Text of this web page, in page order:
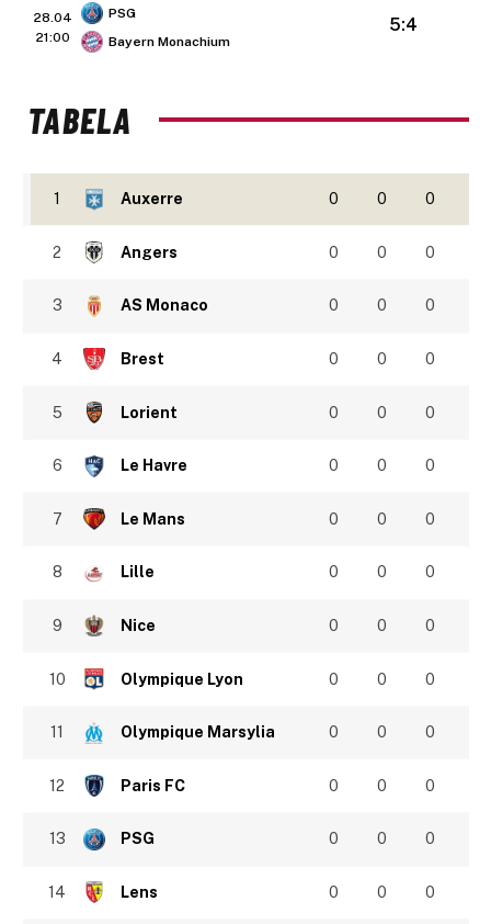
28.04
21:00
PSG
Bayern Monachium
5:4
TABELA
1 Auxerre 0 0 0
2 Angers 0 0 0
3 AS Monaco 0 0 0
4 Brest 0 0 0
5 Lorient 0 0 0
6 Le Havre 0 0 0
7 Le Mans 0 0 0
8 Lille 0 0 0
9 Nice 0 0 0
10 Olympique Lyon 0 0 0
11 Olympique Marsylia 0 0 0
12 Paris FC 0 0 0
13 PSG 0 0 0
14 Lens 0 0 0